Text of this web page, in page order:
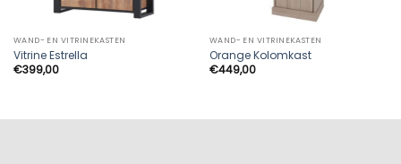
WAND- EN VITRINEKASTEN
Vitrine Estrella
€399,00
WAND- EN VITRINEKASTEN
Orange Kolomkast
€449,00